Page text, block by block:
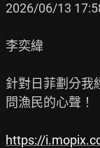
2026/06/13
李奕緯
針對日菲劃分我
問漁民的心聲！
https://